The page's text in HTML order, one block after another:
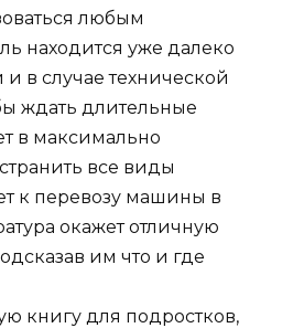
любым
находится уже далеко
в случае технической
ждать длительные
в максимально
все виды
к перевозу машины в
окажет отличную
им что и где
книгу для подростков,